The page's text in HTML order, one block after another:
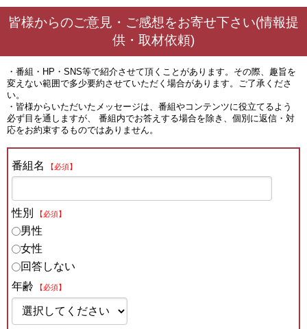
皆様からのご意見・ご感想をお寄せ下さい(情報提
供・取材依頼)
・番組・HP・SNS等で紹介させて頂くことがあります。その際、趣旨を
変えない範囲で多少要約させていただく場合があります。ご了承くださ
い。
・皆様からいただいたメッセージは、番組やコンテンツに役立てるよう
必ず目を通しますが、 番組内でお答えする場合を除き、個別に返信・対
応をお約束するものではありません。
番組名 【必須】
性別 【必須】
男性
女性
回答しない
年齢
【必須】